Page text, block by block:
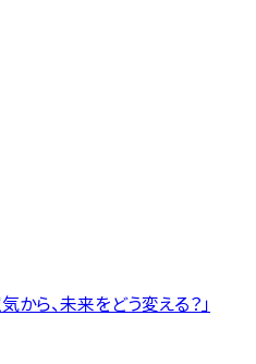
から、未来をどう変える？」